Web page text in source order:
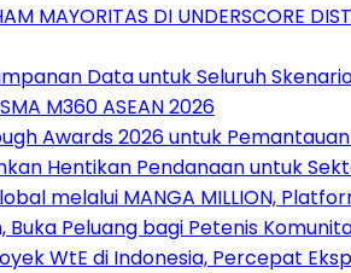
MAYORITAS DI UNDERSCORE
Data untuk Seluruh
M360 ASEAN 2026
Awards 2026 untuk
Hentikan Pendanaan untuk
melalui MANGA MILLION,
Buka Peluang bagi Petenis
WtE di Indonesia, Percepat